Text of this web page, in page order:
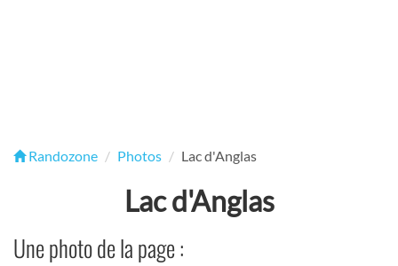
Randozone Photos Lac d'Anglas
Lac d'Anglas
Une photo de la page :